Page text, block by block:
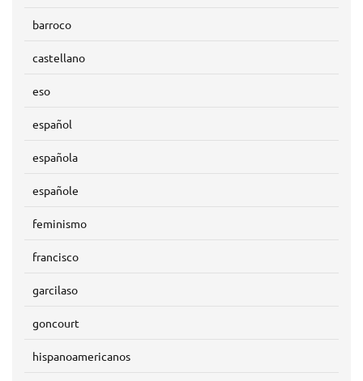
barroco
castellano
eso
español
española
españole
feminismo
francisco
garcilaso
goncourt
hispanoamericanos